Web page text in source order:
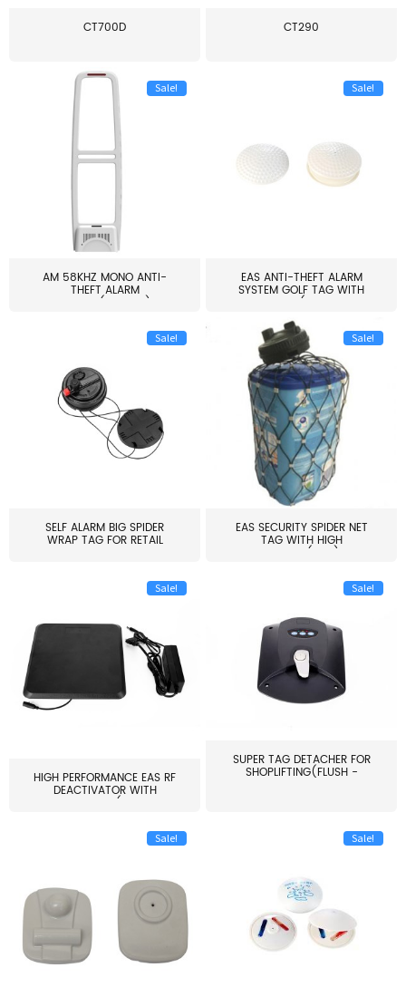
CT700D CT290
Sale!
AM 58KHZ MONO ANTI-
THEFT ALARM
SYSTEM(EAS003)
Sale!
EAS ANTI-THEFT ALARM
SYSTEM GOLF TAG WITH
PIN(H...
Sale!
SELF ALARM BIG SPIDER
WRAP TAG FOR RETAIL
Sale!
EAS SECURITY SPIDER NET
TAG WITH HIGH
QUALITY(S06)
Sale!
HIGH PERFORMANCE EAS RF
DEACTIVATOR WITH
ALARM(...
Sale!
SUPER TAG DETACHER FOR
SHOPLIFTING(FLUSH -
Sale! Sale!